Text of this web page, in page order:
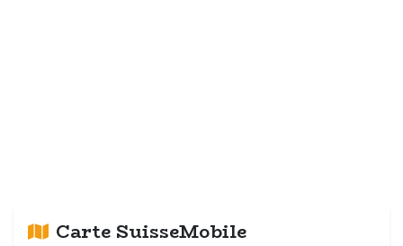
Carte SuisseMobile